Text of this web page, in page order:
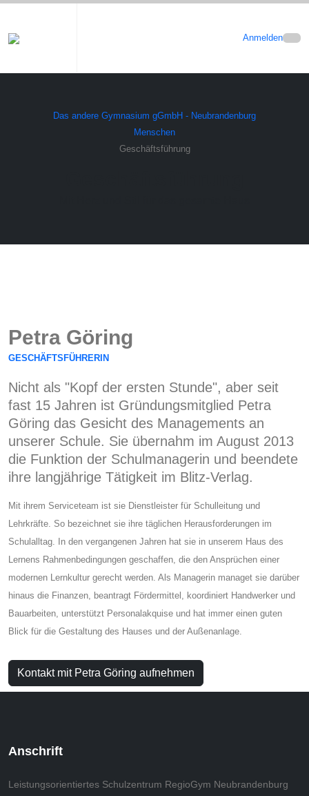
Anmelden
Das andere Gymnasium gGmbH - Neubrandenburg
Menschen
Geschäftsführung
Petra Göring
GESCHÄFTSFÜHRERIN
Nicht als "Kopf der ersten Stunde", aber seit
fast 15 Jahren ist Gründungsmitglied Petra
Göring das Gesicht des Managements an
unserer Schule. Sie übernahm im August 2013
die Funktion der Schulmanagerin und beendete
ihre langjährige Tätigkeit im Blitz-Verlag.
Mit ihrem Serviceteam ist sie Dienstleister für Schulleitung und
Lehrkräfte. So bezeichnet sie ihre täglichen Herausforderungen im
Schulalltag. In den vergangenen Jahren hat sie in unserem Haus des
Lernens Rahmenbedingungen geschaffen, die den Ansprüchen einer
modernen Lernkultur gerecht werden. Als Managerin managet sie darüber
hinaus die Finanzen, beantragt Fördermittel, koordiniert Handwerker und
Bauarbeiten, unterstützt Personalakquise und hat immer einen guten
Blick für die Gestaltung des Hauses und der Außenanlage.
Kontakt mit Petra Göring aufnehmen
Anschrift
Leistungsorientiertes Schulzentrum RegioGym Neubrandenburg